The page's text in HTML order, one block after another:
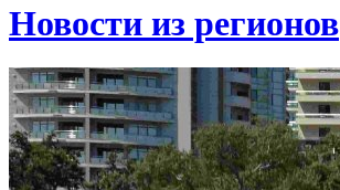
Новости из регионов